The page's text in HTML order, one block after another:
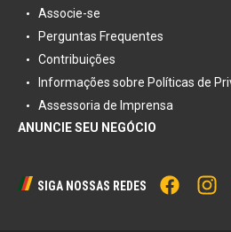
Associe-se
Perguntas Frequentes
Contribuições
Informações sobre Políticas de
Assessoria de Imprensa
ANUNCIE SEU NEGÓCIO
SIGA NOSSAS REDES